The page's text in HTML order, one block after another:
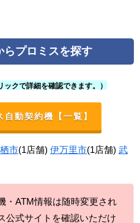
らプロミスを探す
ックで詳細を確認できます。）
動契約機【一覧】
市(1店舗) 伊万里市(1店舗) 武
ATM情報は随時変更され
公式サイトを確認いただけ